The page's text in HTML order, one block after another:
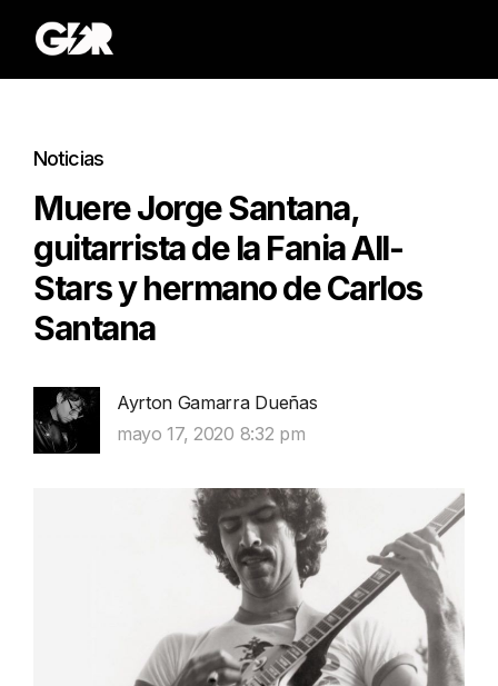
Noticias
Muere Jorge Santana,
guitarrista de la Fania All-
Stars y hermano de Carlos
Santana
Ayrton Gamarra Dueñas
mayo 17, 2020 8:32 pm